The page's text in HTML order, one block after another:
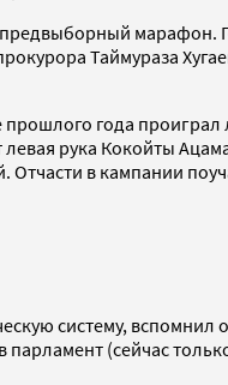
марафон.
Таймураза
прошлого года
рука Кокойты
Отчасти в кампании
систему, вспомнил
(сейчас